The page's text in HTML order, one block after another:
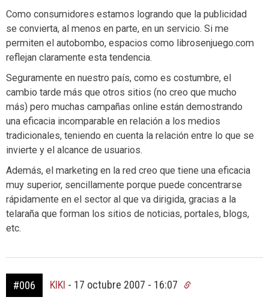
Como consumidores estamos logrando que la publicidad
se convierta, al menos en parte, en un servicio. Si me
permiten el autobombo, espacios como librosenjuego.com
reflejan claramente esta tendencia.
Seguramente en nuestro país, como es costumbre, el
cambio tarde más que otros sitios (no creo que mucho
más) pero muchas campañas online están demostrando
una eficacia incomparable en relación a los medios
tradicionales, teniendo en cuenta la relación entre lo que se
invierte y el alcance de usuarios.
Además, el marketing en la red creo que tiene una eficacia
muy superior, sencillamente porque puede concentrarse
rápidamente en el sector al que va dirigida, gracias a la
telaraña que forman los sitios de noticias, portales, blogs,
etc.
#006 KIKI - 17 octubre 2007 - 16:07